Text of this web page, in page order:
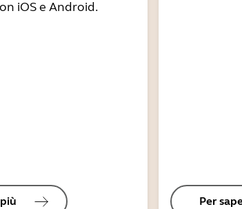
iOS e Android.
Per